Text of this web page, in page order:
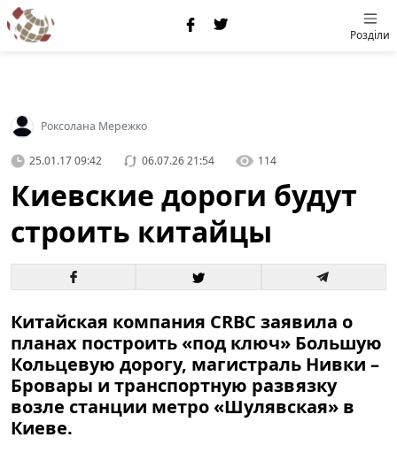
Розділи
Роксолана Мережко
25.01.17 09:42 06.07.26 21:54 114
Киевские дороги будут
строить китайцы
Китайская компания CRBC заявила о
планах построить «под ключ» Большую
Кольцевую дорогу, магистраль Нивки –
Бровары и транспортную развязку
возле станции метро «Шулявская» в
Киеве.